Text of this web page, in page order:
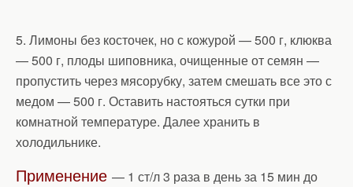
5. Лимоны без косточек, но с кожурой — 500 г, клюква
— 500 г, плоды шиповника, очищенные от семян —
пропустить через мясорубку, затем смешать все это с
медом — 500 г. Оставить настояться сутки при
комнатной температуре. Далее хранить в
холодильнике.
Применение — 1 ст/л 3 раза в день за 15 мин до